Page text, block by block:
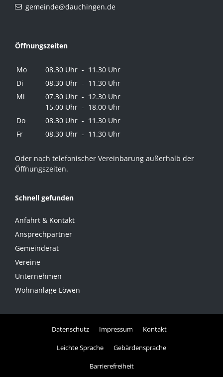
gemeinde@dauchingen.de
Öffnungszeiten
Mo
08.30 Uhr - 11.30 Uhr
Di
08.30 Uhr - 11.30 Uhr
Mi
07.30 Uhr - 12.30 Uhr
15.00 Uhr - 18.00 Uhr
Do
08.30 Uhr - 11.30 Uhr
Fr
08.30 Uhr - 11.30 Uhr
Oder nach telefonischer Vereinbarung außerhalb der
Öffnungszeiten.
Schnell gefunden
Anfahrt & Kontakt
Ansprechpartner
Gemeinderat
Vereine
Unternehmen
Wohnanlage Löwen
Datenschutz Impressum Kontakt
Leichte Sprache Gebärdensprache
Barrierefreiheit